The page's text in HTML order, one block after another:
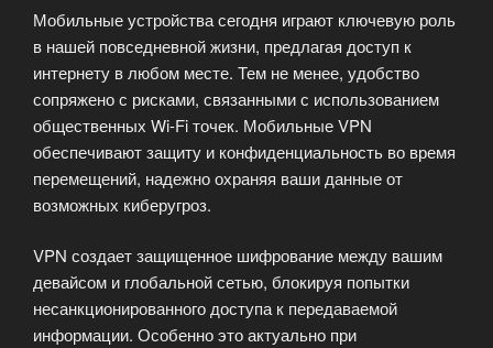
Мобильные устройства сегодня играют ключевую роль
в нашей повседневной жизни, предлагая доступ к
интернету в любом месте. Тем не менее, удобство
сопряжено с рисками, связанными с использованием
общественных Wi-Fi точек. Мобильные VPN
обеспечивают защиту и конфиденциальность во время
перемещений, надежно охраняя ваши данные от
возможных киберугроз.
VPN создает защищенное шифрование между вашим
девайсом и глобальной сетью, блокируя попытки
несанкционированного доступа к передаваемой
информации. Особенно это актуально при